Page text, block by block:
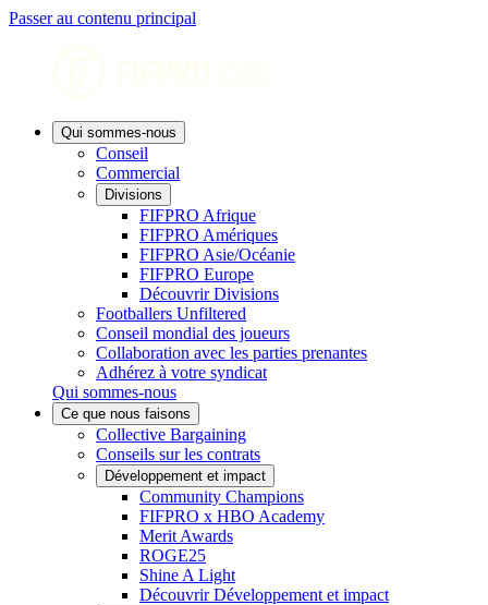
Passer au contenu principal
Qui sommes-nous
Conseil
Commercial
Divisions
FIFPRO Afrique
FIFPRO Amériques
FIFPRO Asie/Océanie
FIFPRO Europe
Découvrir Divisions
Footballers Unfiltered
Conseil mondial des joueurs
Collaboration avec les parties prenantes
Adhérez à votre syndicat
Qui sommes-nous
Ce que nous faisons
Collective Bargaining
Conseils sur les contrats
Développement et impact
Community Champions
FIFPRO x HBO Academy
Merit Awards
ROGE25
Shine A Light
Découvrir Développement et impact